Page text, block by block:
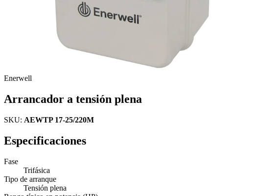
Enerwell
Arrancador a tensión plena
SKU: AEWTP 17-25/220M
Especificaciones
Fase
Trifásica
Tipo de arranque
Tensión plena